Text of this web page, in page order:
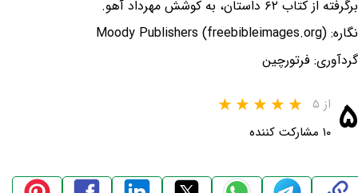
برگرفته از کتاب ۶۲ داستان، به کوشش مهرداد آهو.
نگاره: Moody Publishers (freebibleimages.org)
گردآوری: فرتورچین
۵ از ۵
۱۰ مشارکت کننده